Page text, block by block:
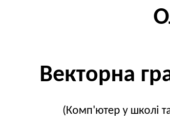
Векторна
(Комп'ютер у школі